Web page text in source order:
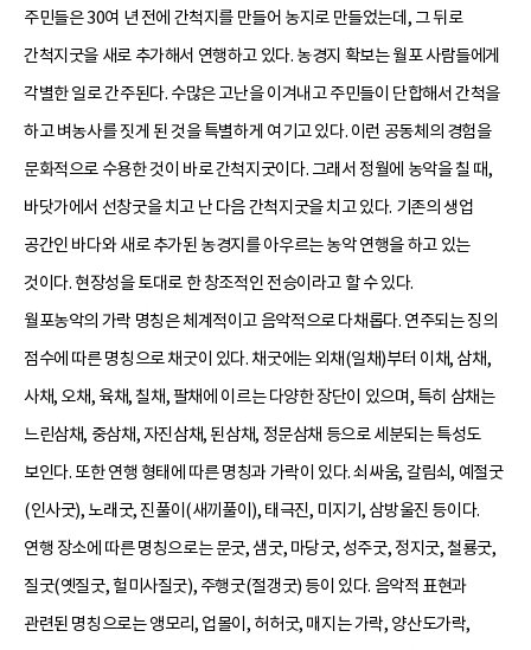
주민들은 30여 년 전에 간척지를 만들어 농지로 만들었는데, 그 뒤로
간척지굿을 새로 추가해서 연행하고 있다. 농경지 확보는 월포 사람들에게
각별한 일로 간주된다. 수많은 고난을 이겨내고 주민들이 단합해서 간척을
하고 벼농사를 짓게 된 것을 특별하게 여기고 있다. 이런 공동체의 경험을
문화적으로 수용한 것이 바로 간척지굿이다. 그래서 정월에 농악을 칠 때,
바닷가에서 선창굿을 치고 난 다음 간척지굿을 치고 있다. 기존의 생업
공간인 바다와 새로 추가된 농경지를 아우르는 농악 연행을 하고 있는
것이다. 현장성을 토대로 한 창조적인 전승이라고 할 수 있다.
월포농악의 가락 명칭은 체계적이고 음악적으로 다채롭다. 연주되는 징의
점수에 따른 명칭으로 채굿이 있다. 채굿에는 외채(일채)부터 이채, 삼채,
사채, 오채, 육채, 칠채, 팔채에 이르는 다양한 장단이 있으며, 특히 삼채는
느린삼채, 중삼채, 자진삼채, 된삼채, 정문삼채 등으로 세분되는 특성도
보인다. 또한 연행 형태에 따른 명칭과 가락이 있다. 쇠싸움, 갈림쇠, 예절굿
(인사굿), 노래굿, 진풀이(새끼풀이), 태극진, 미지기, 삼방울진 등이다.
연행 장소에 따른 명칭으로는 문굿, 샘굿, 마당굿, 성주굿, 정지굿, 철룡굿,
질굿(옛질굿, 헐미사질굿), 주행굿(절갱굿) 등이 있다. 음악적 표현과
관련된 명칭으로는 앵모리, 업몰이, 허허굿, 매지는 가락, 양산도가락,